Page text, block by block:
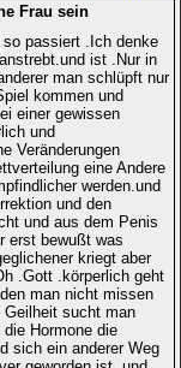
Frau sein
passiert .Ich denke
ist .Nur in
man schlüpft nur
kommen und
einer gewissen
und
Veränderungen
eine Andere
werden.und
und den
und aus dem Penis
erst bewußt was
kriegt aber
.Gott .körperlich geht
man nicht missen
sucht man
Hormone die
sich ein anderer Weg